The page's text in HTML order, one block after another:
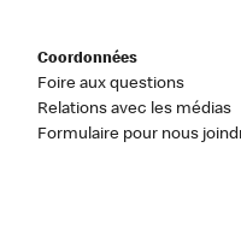
Coordonnées
Foire aux questions
Relations avec les médias
Formulaire pour nous